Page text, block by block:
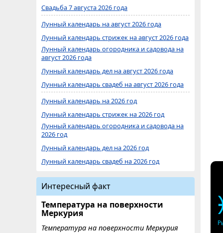
Свадьба 7 августа 2026 года
Лунный календарь на август 2026 года
Лунный календарь стрижек на август 2026 года
Лунный календарь огородника и садовода на
август 2026 года
Лунный календарь дел на август 2026 года
Лунный календарь свадеб на август 2026 года
Лунный календарь на 2026 год
Лунный календарь стрижек на 2026 год
Лунный календарь огородника и садовода на
2026 год
Лунный календарь дел на 2026 год
Лунный календарь свадеб на 2026 год
Интересный факт
Температура на поверхности
Меркурия
Температура на поверхности Меркурия